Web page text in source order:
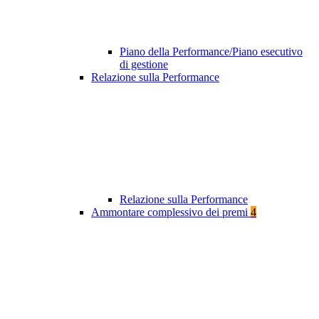
Piano della Performance/Piano esecutivo
di gestione
Relazione sulla Performance
Relazione sulla Performance
Ammontare complessivo dei premi 4